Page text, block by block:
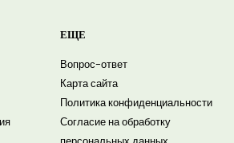
ЕЩЕ
Вопрос-ответ
Карта сайта
Политика конфиденциальности
Согласие на обработку